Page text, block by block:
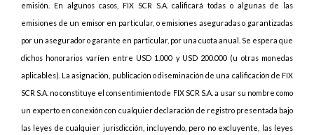
emisión. En algunos casos, FIX SCR S.A. calificará todas o algunas de las
emisiones de un emisor en particular, o emisiones aseguradas o garantizadas
por un asegurador o garante en particular, por una cuota anual. Se espera que
dichos honorarios varíen entre USD 1.000 y USD 200.000 (u otras monedas
aplicables). La asignación, publicación o diseminación de una calificación de FIX
SCR S.A. no constituye el consentimiento de FIX SCR S.A. a usar su nombre como
un experto en conexión con cualquier declaración de registro presentada bajo
las leyes de cualquier jurisdicción, incluyendo, pero no excluyente, las leyes